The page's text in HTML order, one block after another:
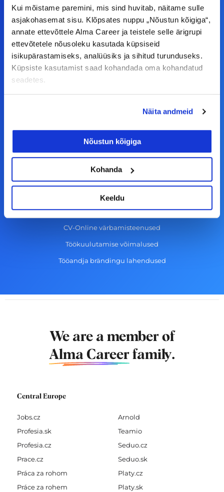
Kui mõistame paremini, mis sind huvitab, näitame sulle
asjakohasemat sisu. Klõpsates nuppu „Nõustun kõigiga“,
annate ettevõttele Alma Career ja teistele selle ärigrupi
ettevõtetele nõusoleku kasutada küpsiseid
isikupärastamiseks, analüüsiks ja sihitud turunduseks.
Küpsiste kasutamist saad kohandada oma kohandatud
seadetes.
Näita andmeid
Nõustun kõigiga
Kohanda
Keeldu
F
a
c
e
b
o
-
f
I
n
s
t
a
g
m
L
i
n
k
e
d
Y
o
u
t
u
b
e
© Alma Career Estonia OÜ
Tööotsijale
Kasutustingimused
Tööandjale
Lisa töökuulutus CV.ee lehele
CV-Online värbamisteenused
Töökuulutamise võimalused
Tööandja brändingu lahendused
We are a member of
Alma Career family.
Central Europe
Jobs.cz
Profesia.sk
Profesia.cz
Prace.cz
Práca za rohom
Práce za rohem
Arnold
Teamio
Seduo.cz
Seduo.sk
Platy.cz
Platy.sk